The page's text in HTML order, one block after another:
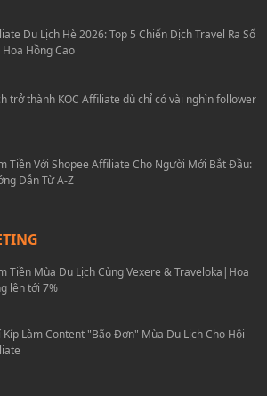
Du Lịch Hè 2026: Top 5 Chiến Dịch Travel Ra Số
Hoa Hồng Cao
trở thành KOC Affiliate dù chỉ có vài nghìn follower
Tiền Với Shopee Affiliate Cho Người Mới Bắt Đầu:
Dẫn Từ A-Z
Tiền Mùa Du Lịch Cùng Vexere & Traveloka|Hoa
lên tới 7%
Kíp Làm Content "Bão Đơn" Mùa Du Lịch Cho Hội